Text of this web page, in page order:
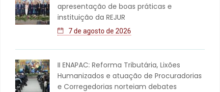
apresentação de boas práticas e
instituição da REJUR
7 de agosto de 2026
II ENAPAC: Reforma Tributária, Lixões
Humanizados e atuação de Procuradorias
e Corregedorias norteiam debates